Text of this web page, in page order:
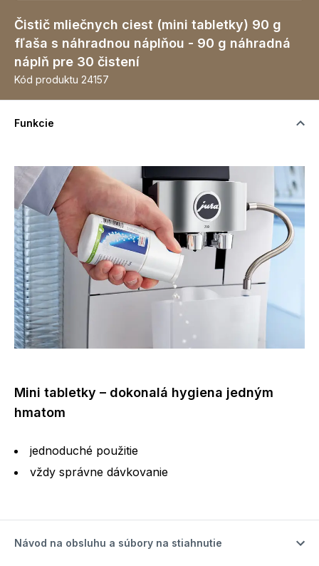
Čistič mliečnych ciest (mini tabletky) 90 g
fľaša s náhradnou náplňou - 90 g náhradná
náplň pre 30 čistení
Kód produktu 24157
Funkcie
Mini tabletky – dokonalá hygiena jedným
hmatom
jednoduché použitie
vždy správne dávkovanie
Návod na obsluhu a súbory na stiahnutie